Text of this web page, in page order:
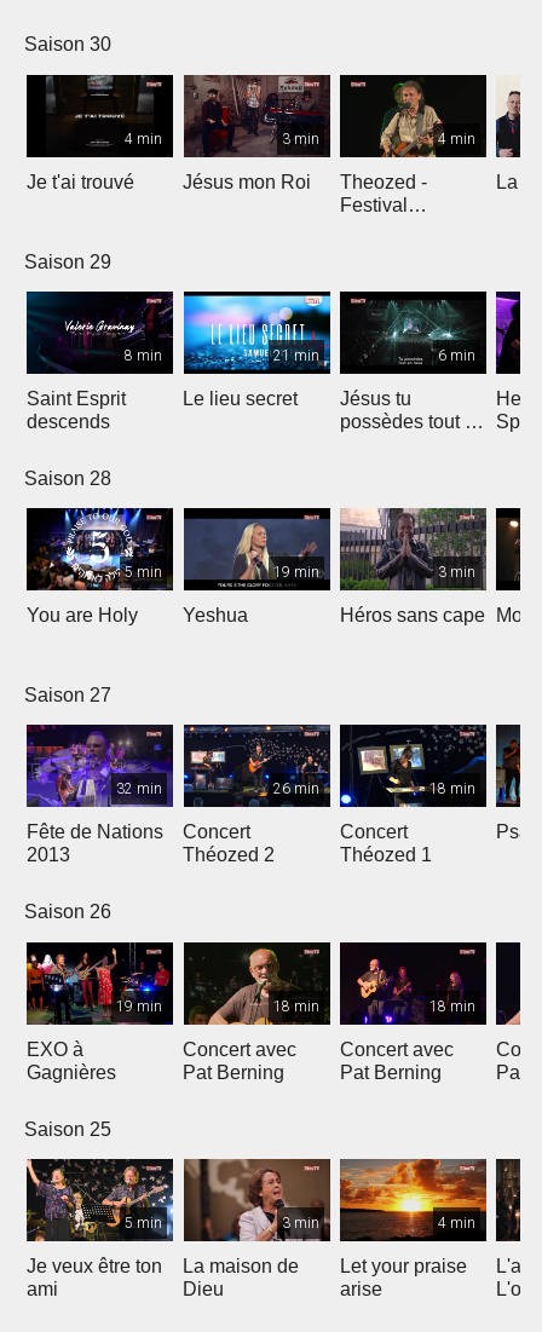
Saison 30
4 min
Je t'ai trouvé
3 min
Jésus mon Roi
4 min
Theozed -
Festival
La
Saison 29
8 min
Saint Esprit
descends
21 min
Le lieu secret
6 min
Jésus tu
possèdes tout en
He
Saison 28
5 min
You are Holy
19 min
Yeshua
3 min
Héros sans cape Moi
Saison 27
32 min
Fête de Nations
2013
26 min
Concert
Théozed 2
18 min
Concert
Théozed 1
Saison 26
19 min
EXO à
Gagnières
18 min
Concert avec
Pat Berning
18 min
Concert avec
Pat Berning
Pat
Saison 25
5 min
Je veux être ton
ami
3 min
La maison de
Dieu
4 min
Let your praise
arise